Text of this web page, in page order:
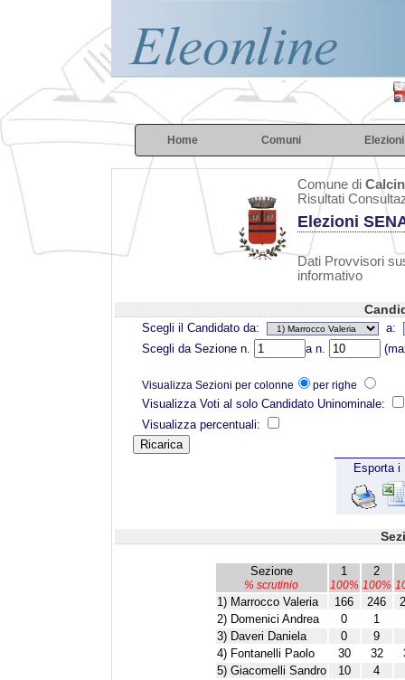
Home Comuni Elezioni
Comune di
Risultati
Elezioni
Dati Provvisori
informativo
Scegli il Candidato da:
a:
Scegli da Sezione n.
a n.
Visualizza Sezioni per colonne per righe
Visualizza Voti al solo Candidato Uninominale:
Visualizza percentuali:
Esporta i
Sezione
% scrutinio
1
100%
2
100%
1) Marrocco Valeria 166 246
2) Domenici Andrea
0
1
3) Daveri Daniela
0
9
4) Fontanelli Paolo
30 32
5) Giacomelli Sandro
10
4